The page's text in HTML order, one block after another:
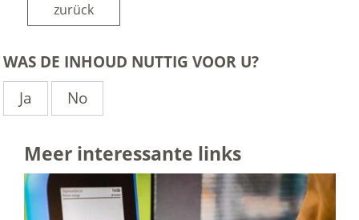
zurück
WAS DE INHOUD NUTTIG VOOR U?
Ja
No
Meer interessante links